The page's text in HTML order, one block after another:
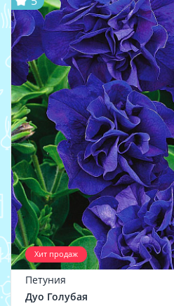
Хит продаж
Петуния
Дуо Голубая